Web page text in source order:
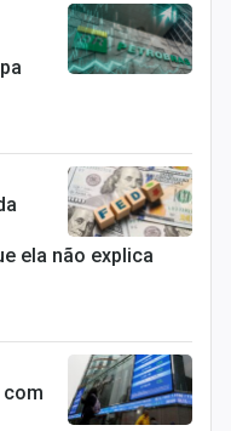
ela não explica